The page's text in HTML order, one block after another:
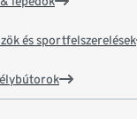
és sportfelszerelések